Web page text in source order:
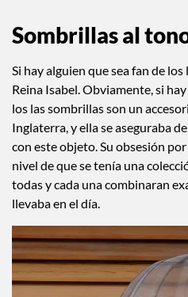
Sombrillas al
Si hay alguien que sea fan de
Reina Isabel. Obviamente, si
los las sombrillas son un
Inglaterra, y ella se aseguraba
con este objeto. Su obsesión
nivel de que se tenía una
todas y cada una combinaran
llevaba en el día.